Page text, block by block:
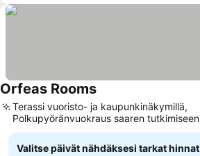
Orfeas RoomsKatso hinnat
Terassi vuoristo- ja kaupunkinäkymillä,
Polkupyöränvuokraus saaren tutkimiseen
Valitse päivät nähdäksesi tarkat hinnat